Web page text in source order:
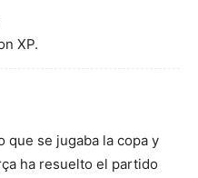
XP.
que se jugaba la copa y
ha resuelto el partido